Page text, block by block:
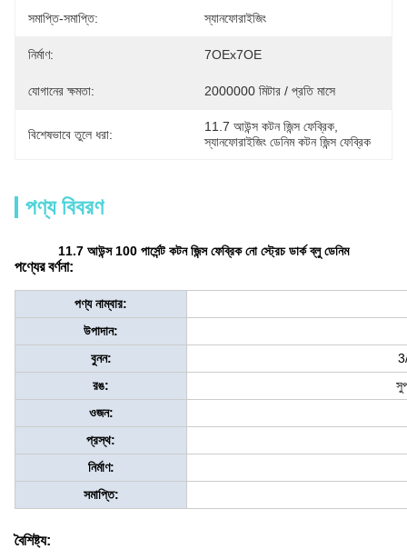
সমাপ্তি-সমাপ্তি: স্যানফোরাইজিং
নির্মাণ: 7OEx7OE
যোগানের ক্ষমতা: 2000000 মিটার / প্রতি মাসে
বিশেষভাবে তুলে ধরা:
11.7 আউন্স কটন জিন্স ফেব্রিক
স্যানফোরাইজিং ডেনিম কটন জিন্স ফেব্রিক
পণ্য বিবরণ
11.7 আউন্স 100 পার্সেন্ট কটন জিন্স ফেব্রিক নো স্ট্রেচ ডার্ক ব্লু ডেনিম
পণ্যের বর্ণনা:
পণ্য নাম্বার:
উপাদান:
বুনন:
রঙ:
ওজন:
প্রস্থ:
নির্মাণ:
সমাপ্তি:
বৈশিষ্ট্য: